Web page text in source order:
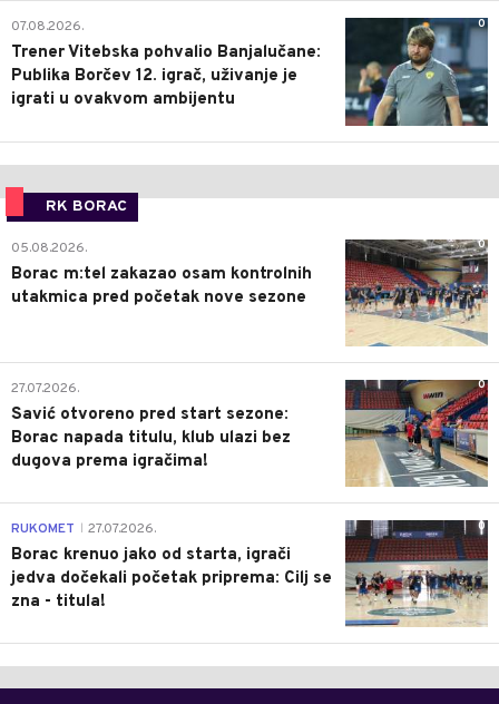
0
07.08.2026.
Trener Vitebska pohvalio Banjalučane:
Publika Borčev 12. igrač, uživanje je
igrati u ovakvom ambijentu
RK BORAC
0
05.08.2026.
Borac m:tel zakazao osam kontrolnih
utakmica pred početak nove sezone
0
27.07.2026.
Savić otvoreno pred start sezone:
Borac napada titulu, klub ulazi bez
dugova prema igračima!
0
RUKOMET 27.07.2026.
Borac krenuo jako od starta, igrači
jedva dočekali početak priprema: Cilj se
zna - titula!